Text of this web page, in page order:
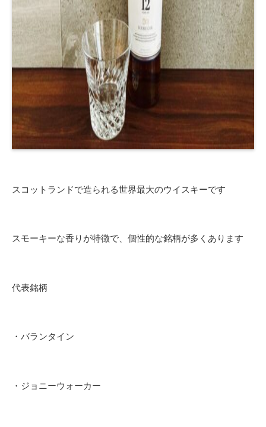
スコットランドで造られる世界最大のウイスキーです
スモーキーな香りが特徴で、個性的な銘柄が多くあります
代表銘柄
・バランタイン
・ジョニーウォーカー